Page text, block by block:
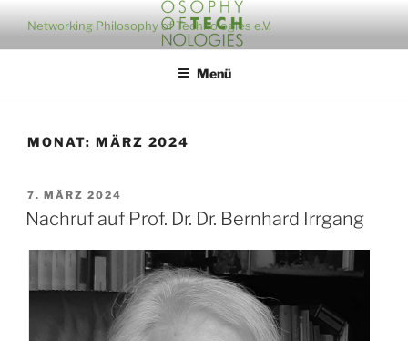
Inhalt
springen
Networking Philosophy of Technologies e.V.
Menü
MONAT: MÄRZ 2024
VERÖFFENTLICHT
AM
7. MÄRZ 2024
Nachruf auf Prof. Dr. Dr. Bernhard Irrgang